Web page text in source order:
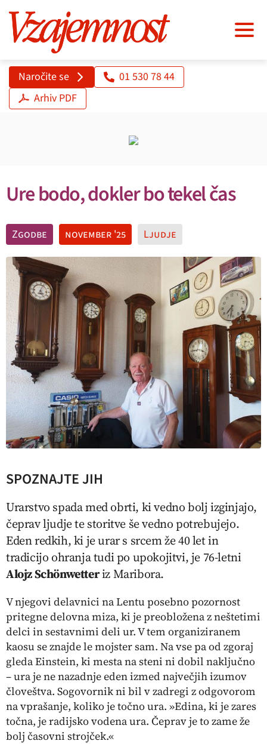
Naročite se
01 530 78 44
Arhiv PDF
Ure bodo, dokler bo tekel čas
Zgodbe november '25 Ljudje
SPOZNAJTE JIH
Urarstvo spada med obrti, ki vedno bolj izginjajo,
čeprav ljudje te storitve še vedno potrebujejo.
Eden redkih, ki je urar s srcem že 40 let in
tradicijo ohranja tudi po upokojitvi, je 76-letni
Alojz Schönwetteriz Maribora.
V njegovi delavnici na Lentu posebno pozornost
pritegne delovna miza, ki je preobložena z neštetimi
delci in sestavnimi deli ur. V tem organiziranem
kaosu se znajde le mojster sam. Na vse pa od zgoraj
gleda Einstein, ki mesta na steni ni dobil naključno
– ura je ne nazadnje eden izmed največjih izumov
človeštva. Sogovornik ni bil v zadregi z odgovorom
na vprašanje, koliko je točno ura. »Edina, ki je zares
točna, je radijsko vodena ura. Čeprav je to zame že
bolj časovni strojček.«